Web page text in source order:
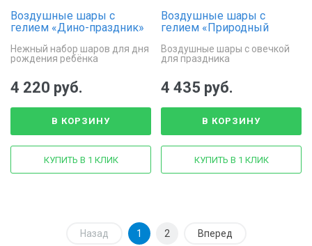
Воздушные шары с
гелием «Дино-праздник»
Нежный набор шаров для дня
рождения ребёнка
4 220 руб.
В КОРЗИНУ
КУПИТЬ В 1 КЛИК
Воздушные шары с
гелием «Природный
Воздушные шары с овечкой
для праздника
4 435 руб.
В КОРЗИНУ
КУПИТЬ В 1 КЛИК
Назад 1 2 Вперед